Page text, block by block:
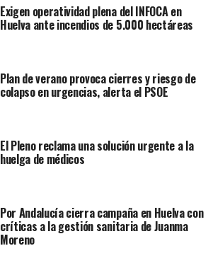
Exigen operatividad plena del INFOCA en
Huelva ante incendios de 5.000 hectáreas
Plan de verano provoca cierres y riesgo de
colapso en urgencias, alerta el PSOE
El Pleno reclama una solución urgente a la
huelga de médicos
Por Andalucía cierra campaña en Huelva con
críticas a la gestión sanitaria de Juanma
Moreno